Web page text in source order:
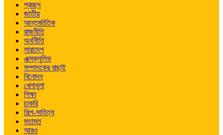
প্রচ্ছদ
জাতীয়
আন্তর্জাতিক
রাজনীতি
অর্থনীতি
সারাদেশ
এক্সক্লুসিভ
সম্পাদকের বাছাই
বিনোদন
খেলাধুলা
শিক্ষা
চাকরি
শিল্প-সাহিত্য
মতামত
আরও